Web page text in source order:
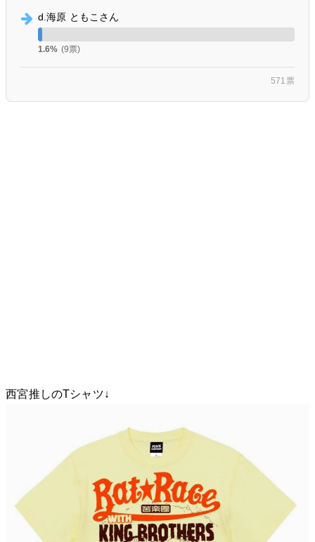
d.海原 ともこさん
1.6% (9票)
571票
西宮推しのTシャツ↓